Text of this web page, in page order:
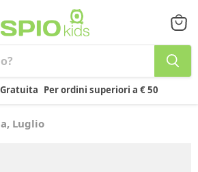
Per ordini superiori a € 50
il
Luglio